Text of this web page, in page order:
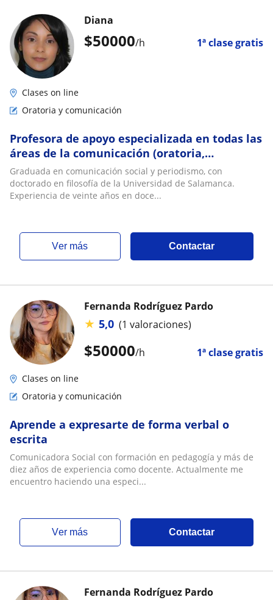
$50000/h 1ª clase gratis
Diana
Clases on line
Oratoria y comunicación
Profesora de apoyo especializada en todas las
áreas de la comunicación (oratoria,
hermenéutica, periodismo, escritura)
Graduada en comunicación social y periodismo, con
doctorado en filosofía de la Universidad de Salamanca.
Experiencia de veinte años en doce...
ver más Contactar
$50000/h 1ª clase gratis
Fernanda Rodríguez Pardo
★ 5,0 (1 valoraciones)
Clases on line
Oratoria y comunicación
Aprende a expresarte de forma verbal o
escrita
Comunicadora Social con formación en pedagogía y más de
diez años de experiencia como docente. Actualmente me
encuentro haciendo una especi...
ver más Contactar
Fernanda Rodríguez Pardo